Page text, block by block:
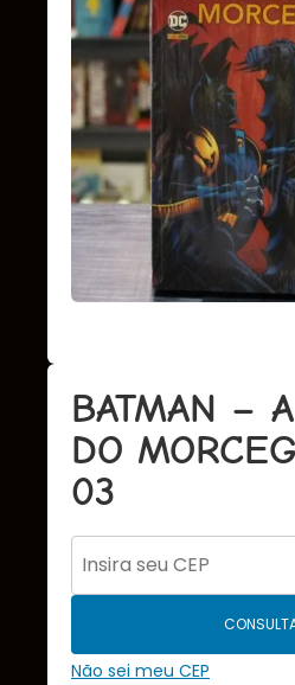
BATMAN –
DO
03
Não sei meu CEP